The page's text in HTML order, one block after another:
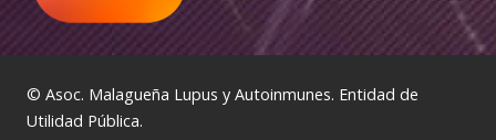
© Asoc. Malagueña Lupus y Autoinmunes. Entidad de
Utilidad Pública.